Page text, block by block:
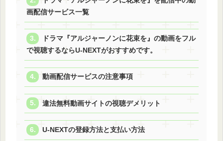
画配信サービス一覧
ドラマ『アルジャーノンに花束を』の動画をフル
で視聴するならU-NEXTがおすすめです。
動画配信サービスの注意事項
違法無料動画サイトの視聴デメリット
U-NEXTの登録方法と支払い方法